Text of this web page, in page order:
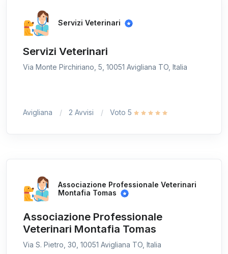
Servizi Veterinari
Servizi Veterinari
Via Monte Pirchiriano, 5, 10051 Avigliana TO, Italia
Avigliana 2 Avvisi Voto 5
Associazione Professionale Veterinari
Montafia Tomas
Associazione Professionale
Veterinari Montafia Tomas
Via S. Pietro, 30, 10051 Avigliana TO, Italia